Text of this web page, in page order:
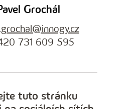
Grochál
731 609 595
tuto stránku